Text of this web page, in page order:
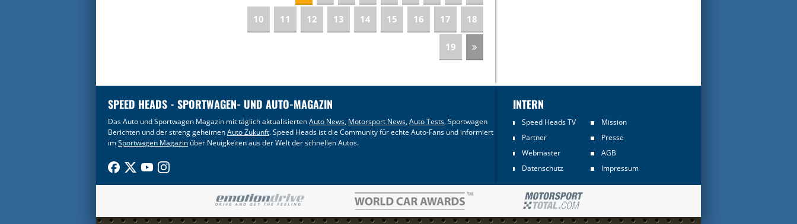
10 11 12 13 14 15 16 17 18
19
SPEED HEADS - SPORTWAGEN- UND AUTO-MAGAZIN
Das Auto und Sportwagen Magazin mit täglich aktualisiertenAuto News, Motorsport News,Auto Tests, Sportwagen
Berichten und der streng geheimenAuto Zukunft. Speed Heads ist die Community für echte Auto-Fans und informiert
imSportwagen Magazin über Neuigkeiten aus der Welt der schnellen Autos.
INTERN
Speed Heads TV
Mission
Partner
Presse
Webmaster
AGB
Datenschutz
Impressum